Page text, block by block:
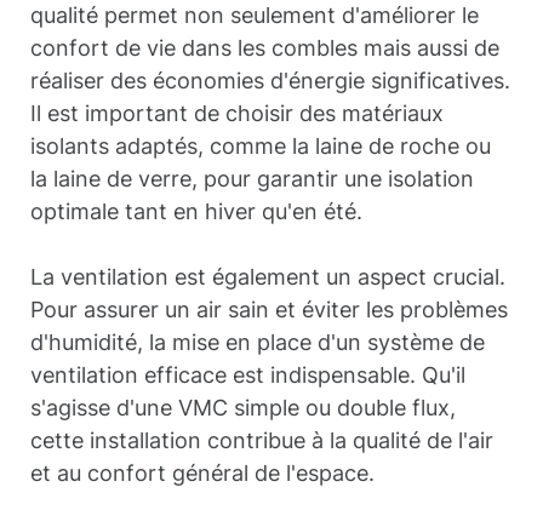
qualité permet non seulement d'améliorer le
confort de vie dans les combles mais aussi de
réaliser des économies d'énergie significatives.
Il est important de choisir des matériaux
isolants adaptés, comme la laine de roche ou
la laine de verre, pour garantir une isolation
optimale tant en hiver qu'en été.
La ventilation est également un aspect crucial.
Pour assurer un air sain et éviter les problèmes
d'humidité, la mise en place d'un système de
ventilation efficace est indispensable. Qu'il
s'agisse d'une VMC simple ou double flux,
cette installation contribue à la qualité de l'air
et au confort général de l'espace.